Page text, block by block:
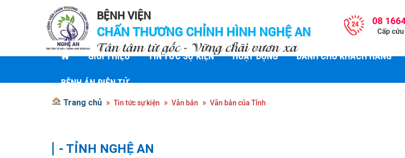
BỆNH VIỆN
CHẤN THƯƠNG CHỈNH HÌNH NGHỆ AN
Tận tâm từ gốc - Vững chãi vươn xa
GIỚI THIỆU TIN TỨC SỰ KIỆN HOẠT ĐỘNG DÀNH CHO KHÁCH HÀNG
BỆNH ÁN ĐIỆN TỬ
Trang chủ Tin tức sự kiện Văn bản Văn bản của Tỉnh
- TỈNH NGHỆ AN